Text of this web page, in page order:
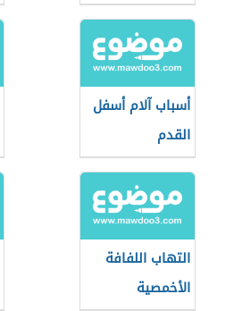
أسباب آلام أسفل
القدم
التهاب اللفافة
الأخمصية